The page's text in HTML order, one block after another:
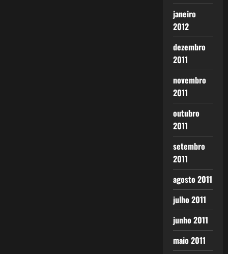
janeiro
2012
dezembro
2011
novembro
2011
outubro
2011
setembro
2011
agosto 2011
julho 2011
junho 2011
maio 2011